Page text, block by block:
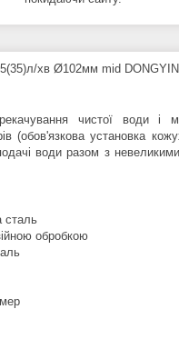
хв Ø102мм mid DONGYIN
чистої води і
(обов'язкова установка
води разом з
сталь
обробкою